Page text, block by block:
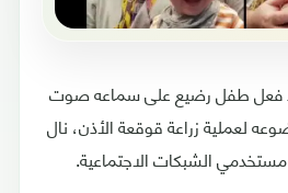
فعل طفل رضيع على سماعه صوت
لعملية زراعة قوقعة الأذن، نال
الشبكات الاجتماعية.